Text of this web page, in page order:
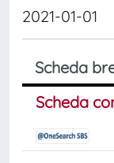
2021-01-01
Scheda
Scheda